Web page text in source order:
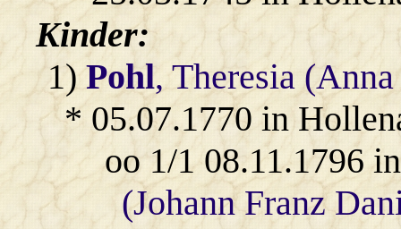
Kinder:
1)Pohl, Theresia
* 05.07.1770 in
oo 1/1 08.11.1796
(Johann Franz